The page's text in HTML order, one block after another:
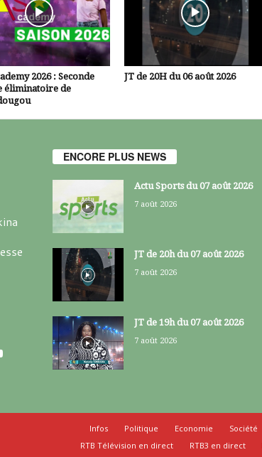
2026 : Seconde
éliminatoire de
JT de 20H du 06 août 2026
ENCORE PLUS NEWS
Actu Sports du 07 août 2026
7 août 2026
JT de 20h du 07 août 2026
7 août 2026
JT de 19h du 07 août 2026
7 août 2026
Infos Politique Economie Société
RTB Télévision en direct
RTB3 en direct